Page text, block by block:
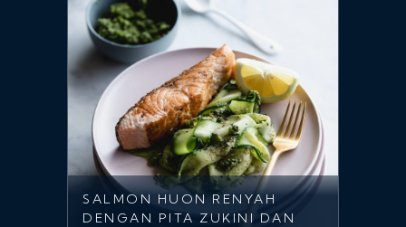
SALMON HUON RENYAH
DENGAN PITA ZUKINI DAN